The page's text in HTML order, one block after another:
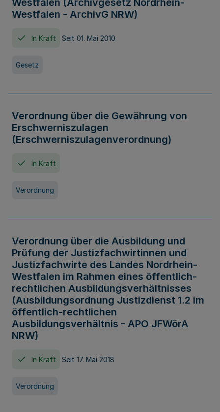
Westfalen (Archivgesetz Nordrhein-
Westfalen - ArchivG NRW)
In Kraft Seit 01. Mai 2010
Gesetz
Verordnung über die Gewährung von
Erschwerniszulagen
(Erschwerniszulagenverordnung)
In Kraft
Verordnung
Verordnung über die Ausbildung und
Prüfung der Justizfachwirtinnen und
Justizfachwirte des Landes Nordrhein-
Westfalen im Rahmen eines öffentlich-
rechtlichen Ausbildungsverhältnisses
(Ausbildungsordnung Justizdienst 1.2 im
öffentlich-rechtlichen
Ausbildungsverhältnis - APO JFWörA
NRW)
In Kraft Seit 17. Mai 2018
Verordnung